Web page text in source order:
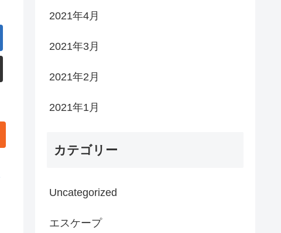
2021年4月
2021年3月
2021年2月
2021年1月
カテゴリー
Uncategorized
エスケープ